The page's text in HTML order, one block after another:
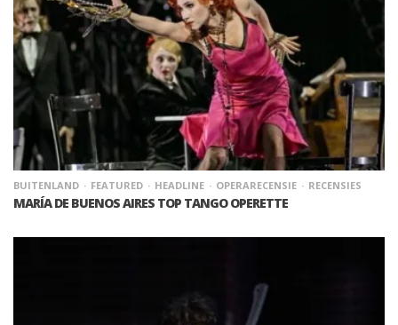
BUITENLAND FEATURED HEADLINE OPERARECENSIE RECENSIES
MARÍA DE BUENOS AIRES TOP TANGO OPERETTE